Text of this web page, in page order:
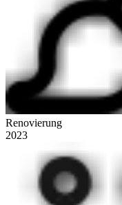
Renovierung
2023